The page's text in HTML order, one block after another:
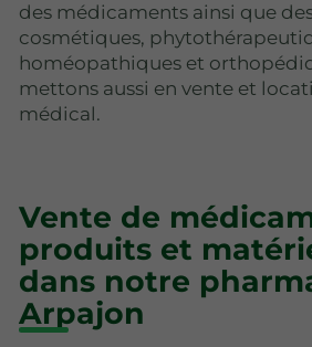
des médicaments ainsi que
cosmétiques,
homéopathiques et
mettons aussi en vente et
médical.
Vente de
produits et
dans notre
Arpajon